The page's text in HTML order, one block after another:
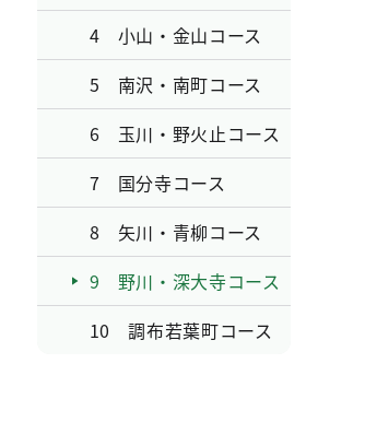
4 小山・金山コース
5 南沢・南町コース
6 玉川・野火止コース
7 国分寺コース
8 矢川・青柳コース
9 野川・深大寺コース
10 調布若葉町コース